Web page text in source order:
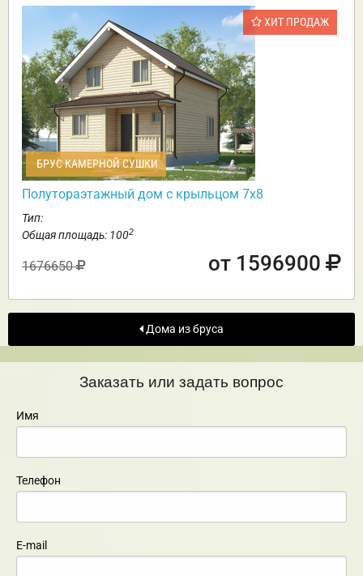
ХИТ ПРОДАЖ
БРУС КАМЕРНОЙ СУШКИ
Полутораэтажный дом с крыльцом 7х8
Тип:
Общая площадь: 1002
1676650 от 1596900
Дома из бруса
Заказать или задать вопрос
Имя
Телефон
E-mail